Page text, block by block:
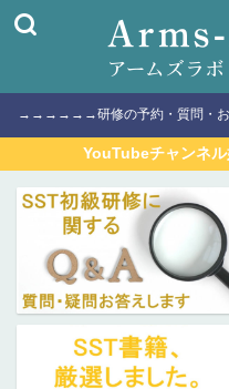
→→→→→→研修の予約・質問・
YouTubeチャンネ